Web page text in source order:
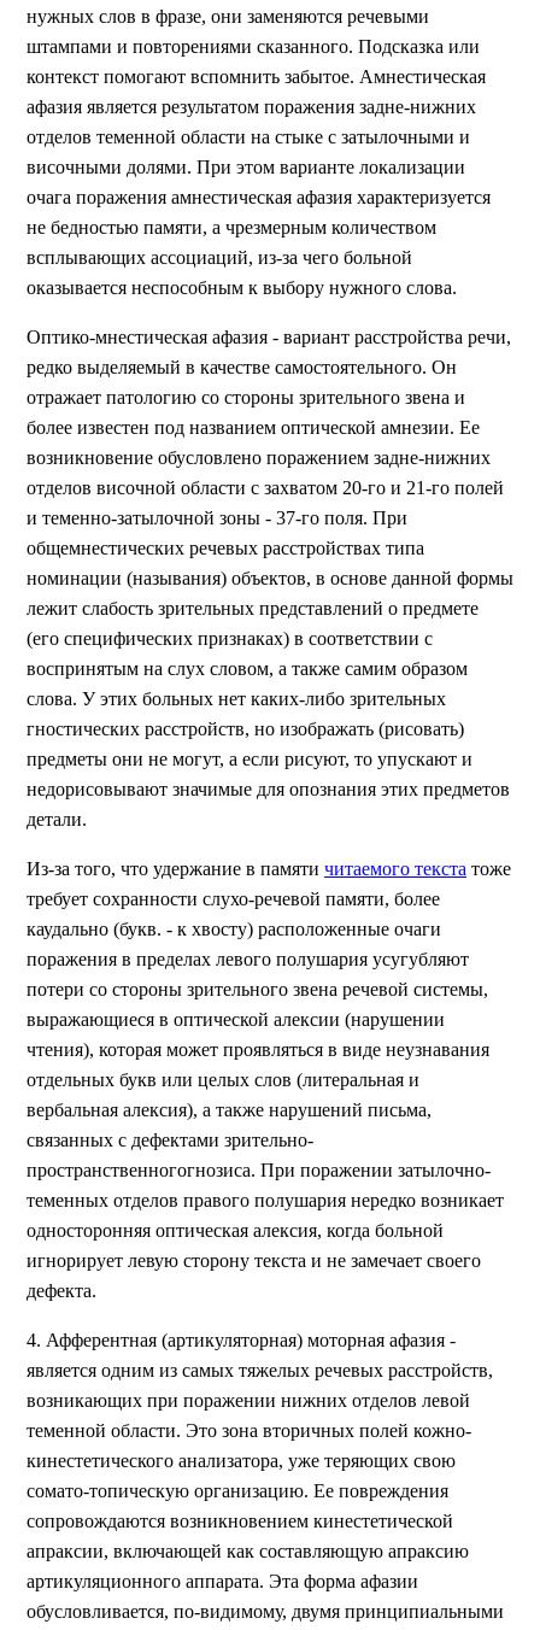
нужных слов в фразе, они заменяются речевыми
штампами и повторениями сказанного. Подсказка или
контекст помогают вспомнить забытое. Амнестическая
афазия является результатом поражения задне-нижних
отделов теменной области на стыке с затылочными и
височными долями. При этом варианте локализации
очага поражения амнестическая афазия характеризуется
не бедностью памяти, а чрезмерным количеством
всплывающих ассоциаций, из-за чего больной
оказывается неспособным к выбору нужного слова.
Оптико-мнестическая афазия - вариант расстройства речи,
редко выделяемый в качестве самостоятельного. Он
отражает патологию со стороны зрительного звена и
более известен под названием оптической амнезии. Ее
возникновение обусловлено поражением задне-нижних
отделов височной области с захватом 20-го и 21-го полей
и теменно-затылочной зоны - 37-го поля. При
общемнестических речевых расстройствах типа
номинации (называния) объектов, в основе данной формы
лежит слабость зрительных представлений о предмете
(его специфических признаках) в соответствии с
воспринятым на слух словом, а также самим образом
слова. У этих больных нет каких-либо зрительных
гностических расстройств, но изображать (рисовать)
предметы они не могут, а если рисуют, то упускают и
недорисовывают значимые для опознания этих предметов
детали.
Из-за того, что удержание в памяти читаемого текста тоже
требует сохранности слухо-речевой памяти, более
каудально (букв. - к хвосту) расположенные очаги
поражения в пределах левого полушария усугубляют
потери со стороны зрительного звена речевой системы,
выражающиеся в оптической алексии (нарушении
чтения), которая может проявляться в виде неузнавания
отдельных букв или целых слов (литеральная и
вербальная алексия), а также нарушений письма,
связанных с дефектами зрительно-
пространственногогнозиса. При поражении затылочно-
теменных отделов правого полушария нередко возникает
односторонняя оптическая алексия, когда больной
игнорирует левую сторону текста и не замечает своего
дефекта.
4. Афферентная (артикуляторная) моторная афазия -
является одним из самых тяжелых речевых расстройств,
возникающих при поражении нижних отделов левой
теменной области. Это зона вторичных полей кожно-
кинестетического анализатора, уже теряющих свою
сомато-топическую организацию. Ее повреждения
сопровождаются возникновением кинестетической
апраксии, включающей как составляющую апраксию
артикуляционного аппарата. Эта форма афазии
обусловливается, по-видимому, двумя принципиальными